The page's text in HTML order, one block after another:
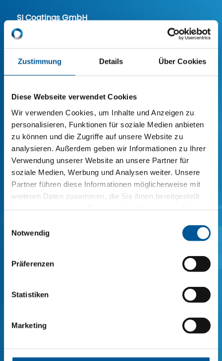
Zustimmung Details Über Cookies
Diese Webseite verwendet Cookies
Wir verwenden Cookies, um Inhalte und Anzeigen zu
personalisieren, Funktionen für soziale Medien anbieten
zu können und die Zugriffe auf unsere Website zu
analysieren. Außerdem geben wir Informationen zu Ihrer
Verwendung unserer Website an unsere Partner für
soziale Medien, Werbung und Analysen weiter. Unsere
Partner führen diese Informationen möglicherweise mit
weiteren Daten zusammen, die Sie ihnen bereitgestellt
Notwendig
Präferenzen
Statistiken
Marketing
SI Coatings GmbH
Mählersbeck 83, 42279 Wuppertal
Telefon:+49 202 281519-0
Fax: +49 202 281519-20
E-Mail:info@si-coatings.com
联系我们
名
*
前一页 后一页
电
子
邮
址
话
评
论
留
言
保
我同意处理我的个人数据以回答我的询问。
数据保护信息下的更多信息